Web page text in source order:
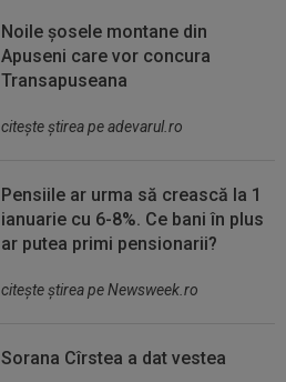
Noile șosele montane din
Apuseni care vor concura
Transapuseana
citeşte ştirea pe adevarul.ro
Pensiile ar urma să crească la 1
ianuarie cu 6-8%. Ce bani în plus
ar putea primi pensionarii?
citeşte ştirea pe Newsweek.ro
Sorana Cîrstea a dat vestea